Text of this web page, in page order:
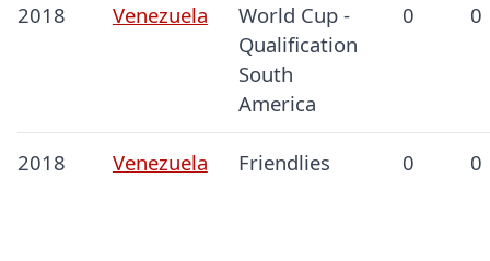
2018 Venezuela
World Cup -
Qualification
South
America
0 0
2018 Venezuela Friendlies 0 0